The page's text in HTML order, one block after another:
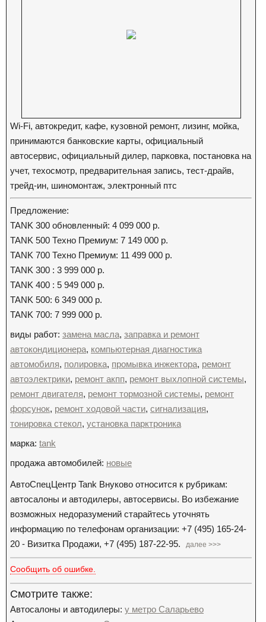
Wi-Fi, автокредит, кафе, кузовной ремонт, лизинг, мойка,
принимаются банковские карты, официальный
автосервис, официальный дилер, парковка, постановка на
учет, техосмотр, предварительная запись, тест-драйв,
трейд-ин, шиномонтаж, электронный птс
Предложение:
TANK 300 обновленный: 4 099 000 р.
TANK 500 Техно Премиум: 7 149 000 р.
TANK 700 Техно Премиум: 11 499 000 р.
TANK 300 : 3 999 000 р.
TANK 400 : 5 949 000 р.
TANK 500: 6 349 000 р.
TANK 700: 7 999 000 р.
виды работ: замена масла, заправка и ремонт
автокондиционера, компьютерная диагностика
автомобиля, полировка, промывка инжектора, ремонт
автоэлектрики, ремонт акпп, ремонт выхлопной системы,
ремонт двигателя, ремонт тормозной системы, ремонт
форсунок, ремонт ходовой части, сигнализация,
тонировка стекол, установка парктроника
марка: tank
продажа автомобилей: новые
АвтоСпецЦентр Tank Внуково относится к рубрикам:
автосалоны и автодилеры, автосервисы. Во избежание
возможных недоразумений старайтесь уточнять
информацию по телефонам организации: +7 (495) 165-24-
20 - Визитка Продажи, +7 (495) 187-22-95.
далее >>>
Сообщить об ошибке.
Смотрите также:
Автосалоны и автодилеры: у метро Саларьево